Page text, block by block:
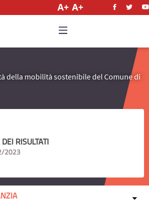
della mobilità sostenibile del Comune di
RISULTATI
2023